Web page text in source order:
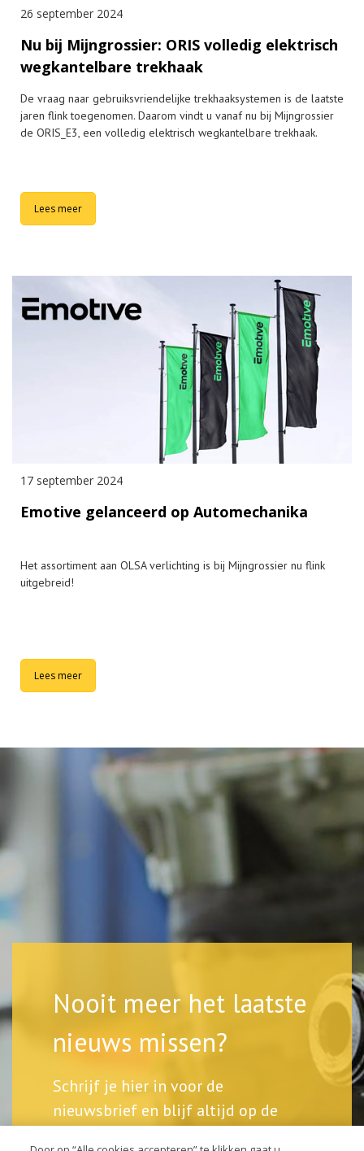
26 september 2024
Nu bij Mijngrossier: ORIS volledig elektrisch
wegkantelbare trekhaak
De vraag naar gebruiksvriendelijke trekhaaksystemen is de laatste
jaren flink toegenomen. Daarom vindt u vanaf nu bij Mijngrossier
de ORIS_E3, een volledig elektrisch wegkantelbare trekhaak.
Lees meer
17 september 2024
Emotive gelanceerd op Automechanika
Het assortiment aan OLSA verlichting is bij Mijngrossier nu flink
uitgebreid!
Lees meer
Nooit meer het laatste
nieuws missen?
Schrijf je hier in voor de
nieuwsbrief en blijf altijd op de